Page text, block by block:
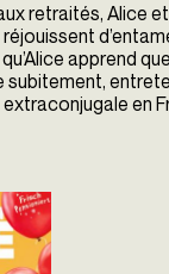
retraités, Alice
apprend
subitement,
en